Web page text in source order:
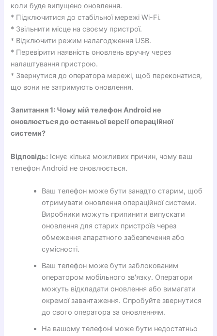
коли буде випущено оновлення.
* Підключитися до стабільної мережі Wi-Fi.
* Звільнити місце на своєму пристрої.
* Відключити режим налагодження USB.
* Перевірити наявність оновлень вручну через
налаштування пристрою.
* Звернутися до оператора мережі, щоб переконатися,
що вони не затримують оновлення.
Запитання 1: Чому мій телефон Android не
оновлюється до останньої версії операційної
системи?
Відповідь: Існує кілька можливих причин, чому ваш
телефон Android не оновлюється.
Ваш телефон може бути занадто старим, щоб
отримувати оновлення операційної системи.
Виробники можуть припинити випускати
оновлення для старих пристроїв через
обмеження апаратного забезпечення або
сумісності.
Ваш телефон може бути заблокованим
оператором мобільного зв'язку. Оператори
можуть відкладати оновлення або вимагати
окремої завантаження. Спробуйте звернутися
до свого оператора за оновленням.
На вашому телефоні може бути недостатньо